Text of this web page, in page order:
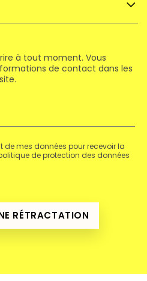
à tout moment. Vous
de contact dans les
de mes données pour recevoir la
de protection des données
RÉTRACTATION